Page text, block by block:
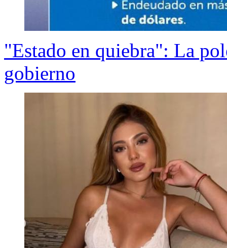
"Estado en quiebra": La
gobierno